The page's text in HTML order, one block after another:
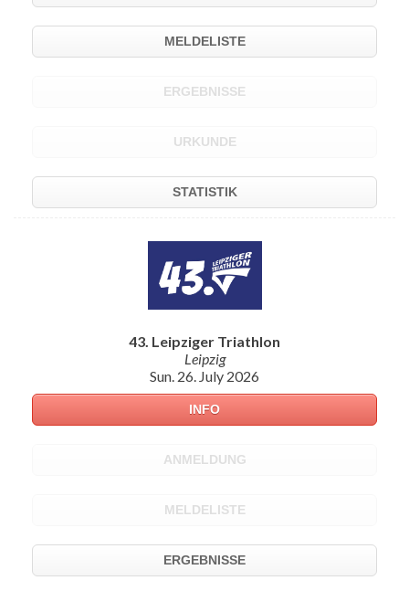
MELDELISTE
ERGEBNISSE
URKUNDE
STATISTIK
43. Leipziger Triathlon
Leipzig
Sun. 26. July 2026
INFO
ANMELDUNG
MELDELISTE
ERGEBNISSE